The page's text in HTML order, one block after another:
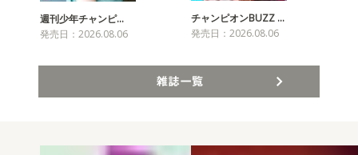
週刊少年チャンピ…
発売日：2026.08.06
チャンピオンBUZZ …
発売日：2026.08.06